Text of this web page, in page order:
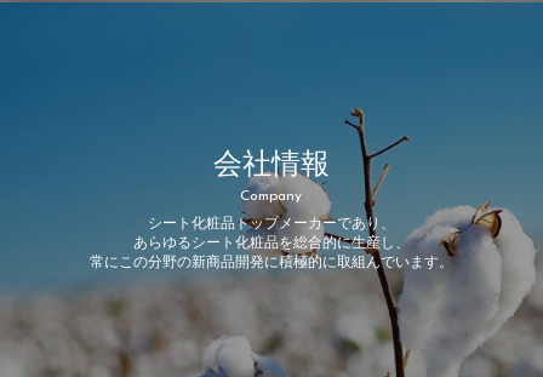
会社情報
Company
シート化粧品トップメーカーであり、
あらゆるシート化粧品を総合的に生産し、
常にこの分野の新商品開発に積極的に取組んでいます。